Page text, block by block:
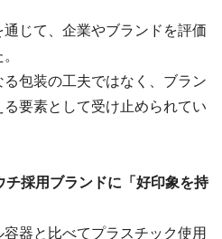
じて、企業やブランドを評価
包装の工夫ではなく、ブラン
要素として受け止められてい
採用ブランドに「好印象を持
器と比べてプラスチック使用